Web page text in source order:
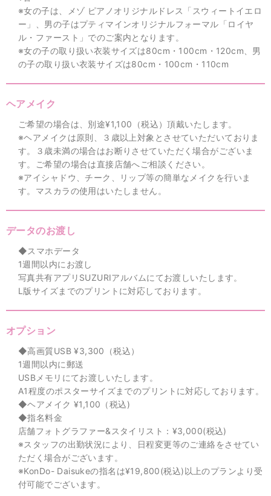
※女の子は、メゾ ピアノオリジナルドレス「スウィートイエロ
ー」、男の子はプティマインオリジナルフォーマル「ロイヤ
ル・ファースト」でのご案内となります。
※女の子の取り扱い衣装サイズは80cm・100cm・120cm、男
の子の取り扱い衣装サイズは80cm・100cm・110cm
ヘアメイク
ご希望の場合は、別途¥1,100（税込）頂戴いたします。
※ヘアメイクは原則、３歳以上対象とさせていただいておりま
す。３歳未満の場合はお断りさせていただく場合がございま
す。ご希望の場合は直接店舗へご相談ください。
※アイシャドウ、チーク、リップ等の簡単なメイクを行いま
す。マスカラの使用はいたしません。
データのお渡し
◆スマホデータ
1週間以内にお渡し
写真共有アプリSUZURIアルバムにてお渡しいたします。
L版サイズまでのプリントに対応しております。
オプション
◆高画質USB ¥3,300（税込）
1週間以内に郵送
USBメモリにてお渡しいたします。
A1程度のポスターサイズまでのプリントに対応しております。
◆ヘアメイク ¥1,100（税込)
◆指名料金
店舗フォトグラファー&スタイリスト：¥3,000(税込)
※スタッフの出勤状況により、日程変更等のご連絡をさせてい
ただく場合がございます。
※KonDo- Daisukeの指名は¥19,800(税込)以上のプランより受
付可能でございます。